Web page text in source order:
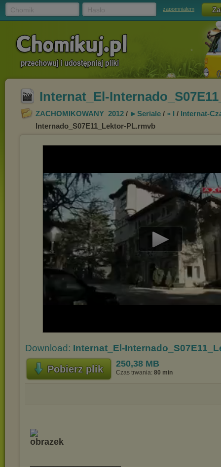
zapomniałem
Internat_El-
ZACHOMIKOWANY_2012 / ►Seriale / » I / Internat-
Internado_S07E11_Lektor-PL.rmvb
Play
Video
Download: Internat_El-
Pobierz plik 250,38 MB
Czas trwania: 80 min